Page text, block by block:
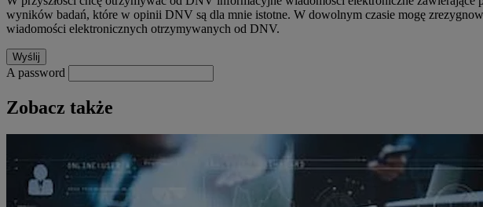
wyników badań, które w opinii DNV są dla mnie istotne. W dowolnym czasie mogę
wiadomości elektronicznych otrzymywanych od DNV.
A password
Zobacz także